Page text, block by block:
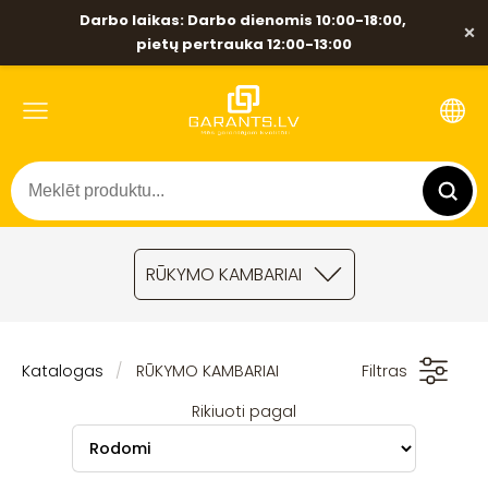
Darbo laikas: Darbo dienomis 10:00-18:00,
pietų pertrauka 12:00-13:00
×
RŪKYMO KAMBARIAI
Katalogas RŪKYMO KAMBARIAI
Filtras
Rikiuoti pagal